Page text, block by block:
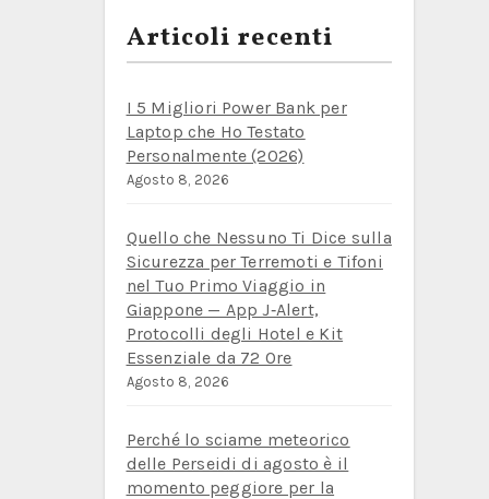
Articoli recenti
I 5 Migliori Power Bank per
Laptop che Ho Testato
Personalmente (2026)
Agosto 8, 2026
Quello che Nessuno Ti Dice sulla
Sicurezza per Terremoti e Tifoni
nel Tuo Primo Viaggio in
Giappone — App J‑Alert,
Protocolli degli Hotel e Kit
Essenziale da 72 Ore
Agosto 8, 2026
Perché lo sciame meteorico
delle Perseidi di agosto è il
momento peggiore per la